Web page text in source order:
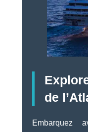
de
Embarquez